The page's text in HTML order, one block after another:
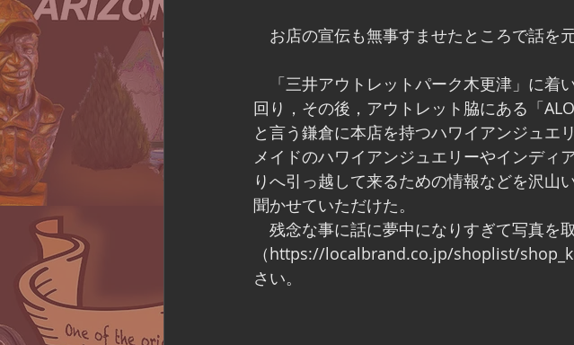
お店の宣伝も無事すませたところで話を元
「三井アウトレットパーク木更津」に着
回り，その後，アウトレット脇にある「
と言う鎌倉に本店を持つハワイアンジュエ
メイドのハワイアンジュエリーやインディ
りへ引っ越して来るための情報などを沢山
聞かせていただけた。
残念な事に話に夢中になりすぎて写真を
（https://localbrand.co.jp/shoplist/
さい。